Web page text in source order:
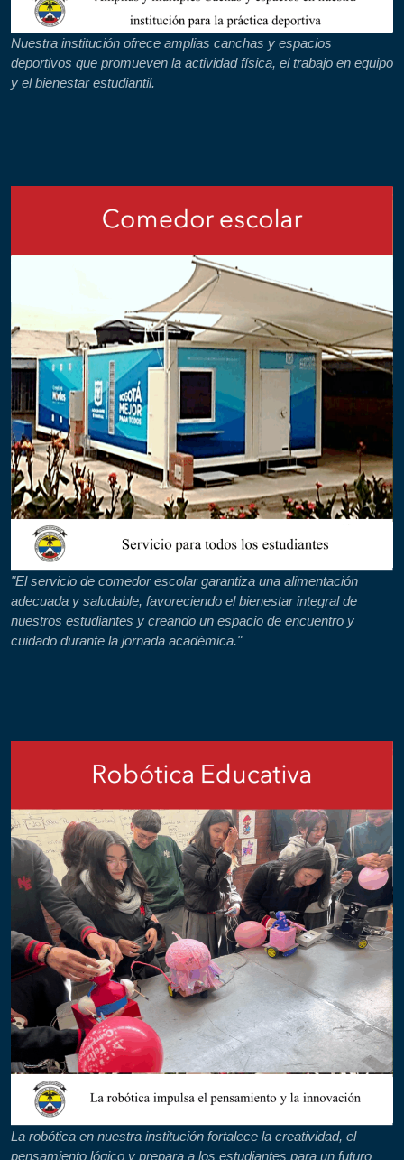
Nuestra institución ofrece amplias canchas y espacios
deportivos que promueven la actividad física, el trabajo en equipo
y el bienestar estudiantil.
"El servicio de comedor escolar garantiza una alimentación
adecuada y saludable, favoreciendo el bienestar integral de
nuestros estudiantes y creando un espacio de encuentro y
cuidado durante la jornada académica."
La robótica en nuestra institución fortalece la creatividad, el
pensamiento lógico y prepara a los estudiantes para un futuro